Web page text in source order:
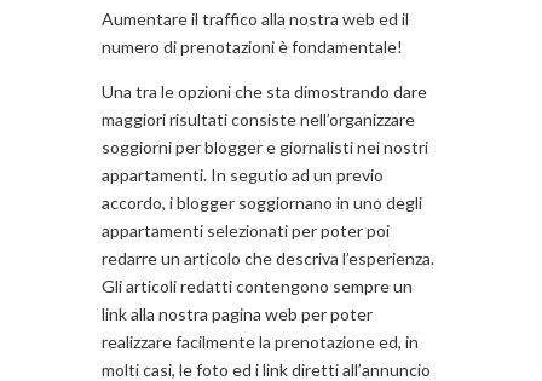
Aumentare il traffico alla nostra web ed il
numero di prenotazioni è fondamentale!
Una tra le opzioni che sta dimostrando dare
maggiori risultati consiste nell’organizzare
soggiorni per blogger e giornalisti nei nostri
appartamenti. In segutio ad un previo
accordo, i blogger soggiornano in uno degli
appartamenti selezionati per poter poi
redarre un articolo che descriva l’esperienza.
Gli articoli redatti contengono sempre un
link alla nostra pagina web per poter
realizzare facilmente la prenotazione ed, in
molti casi, le foto ed i link diretti all’annuncio